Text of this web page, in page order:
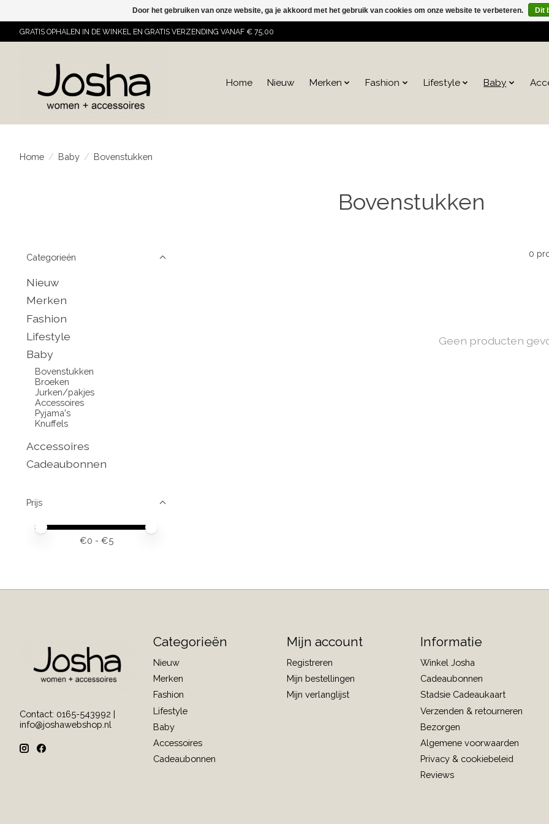
GRATIS OPHALEN IN DE WINKEL EN GRATIS VERZENDING VANAF € 75,00
Home Nieuw Merken Fashion Lifestyle Baby
Home / Baby / Bovenstukken
Bovenstukken
Categorieën
Nieuw
Merken
Fashion
Lifestyle
Baby
Bovenstukken
Broeken
Jurken/pakjes
Accessoires
Pyjama's
Knuffels
Accessoires
Cadeaubonnen
Prijs
Minimale prijswaarde
Price maximum value
€0 - €5
0
Geen producten
Contact: 0165-543992 |
info@joshawebshop.nl
Categorieën
Nieuw
Merken
Fashion
Lifestyle
Baby
Accessoires
Cadeaubonnen
Mijn account
Registreren
Mijn bestellingen
Mijn verlanglijst
Informatie
Winkel Josha
Cadeaubonnen
Stadsie Cadeaukaart
Verzenden & retourneren
Bezorgen
Algemene voorwaarden
Privacy & cookiebeleid
Reviews
Door het gebruiken van onze website, ga je akkoord met het gebruik van cookies om onze website te verbeteren. Dit